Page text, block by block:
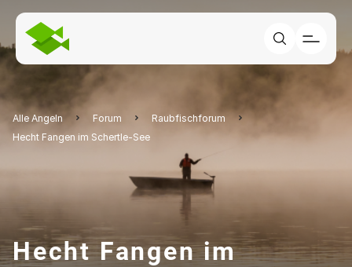
Alle Angeln Forum
Raubfischforum
Hecht Fangen im Schertle-See
Hecht Fangen im